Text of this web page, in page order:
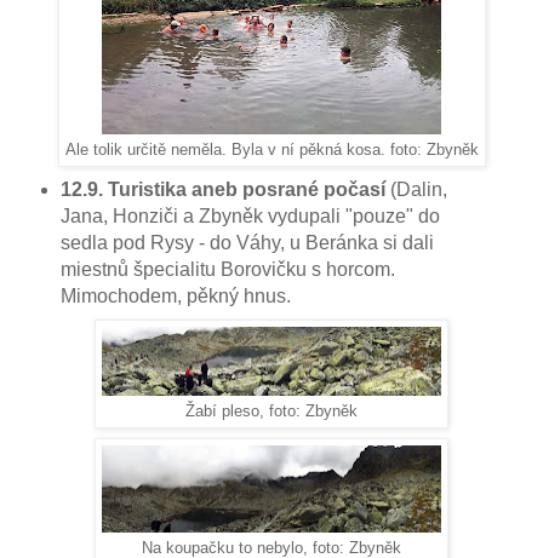
Ale tolik určitě neměla. Byla v ní pěkná kosa. foto: Zbyněk
12.9. Turistika aneb posrané počasí(Dalin,
Jana, Honziči a Zbyněk vydupali "pouze" do
sedla pod Rysy - do Váhy, u Beránka si dali
miestnů špecialitu Borovičku s horcom.
Mimochodem, pěkný hnus.
Žabí pleso, foto: Zbyněk
Na koupačku to nebylo, foto: Zbyněk